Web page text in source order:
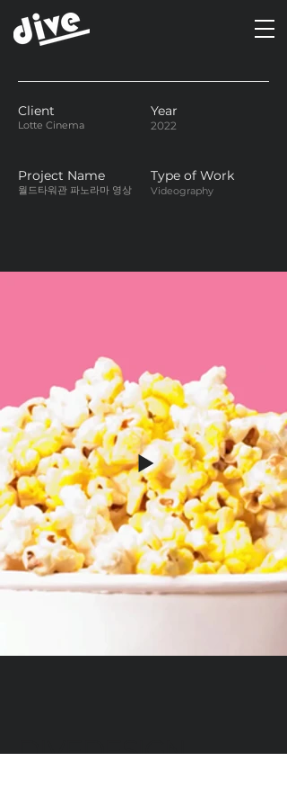
Client
Lotte Cinema
Year
2022
Project Name
월드타워관 파노라마 영상
Type of Work
Videography
DIVEDESIGN